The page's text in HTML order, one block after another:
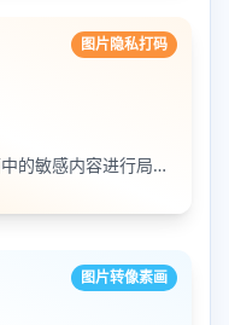
图片隐私打码
对聊天截图、证件照片和订单页面中的敏感内容进行局部打码，支持多次框选和重复处理
图片转像素画